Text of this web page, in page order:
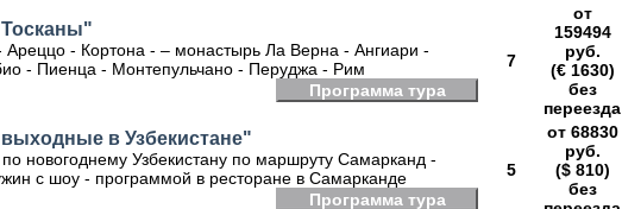
- Кортона - – монастырь Ла Верна - Ангиари -
- Пиенца - Монтепульчано - Перуджа - Рим
Программа тура
7
от
159494
руб.
(€ 1630)
без
переезда
в Узбекистане"
по новогоднему Узбекистану по маршруту Самарканд -
с шоу - программой в ресторане в Самарканде
Программа тура
5
от 68830
руб.
($ 810)
без